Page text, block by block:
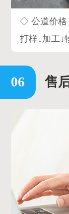
◇ 公道价格
打样↓加工↓
售